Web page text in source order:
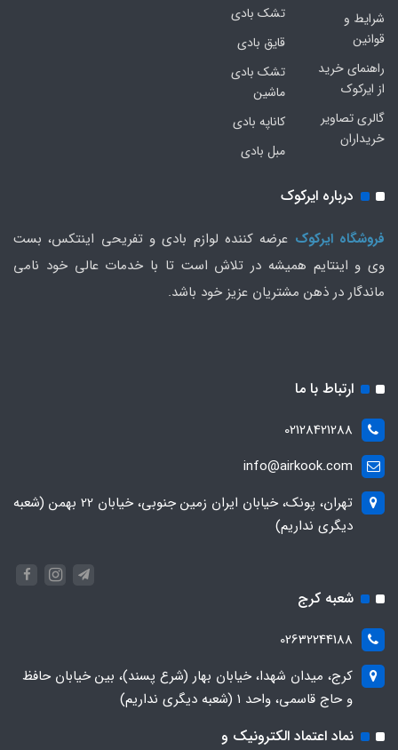
شرایط و
قوانین
راهنمای خرید
از ایرکوک
گالری تصاویر
خریداران
تشک بادی
قایق بادی
تشک بادی
ماشین
کاناپه بادی
مبل بادی
درباره ایرکوک
فروشگاه ایرکوک عرضه کننده لوازم بادی و تفریحی اینتکس، بست
وی و اینتایم همیشه در تلاش است تا با خدمات عالی خود نامی
ماندگار در ذهن مشتریان عزیز خود باشد.
ارتباط با ما
02128421288
info@airkook.com
تهران، پونک، خیابان ایران زمین جنوبی، خیابان 22 بهمن (شعبه
دیگری نداریم)
شعبه کرج
02632244188
کرج، میدان شهدا، خیابان بهار (شرع پسند)، بین خیابان حافظ
و حاج قاسمی، واحد ۱ (شعبه دیگری نداریم)
نماد اعتماد الکترونیک و